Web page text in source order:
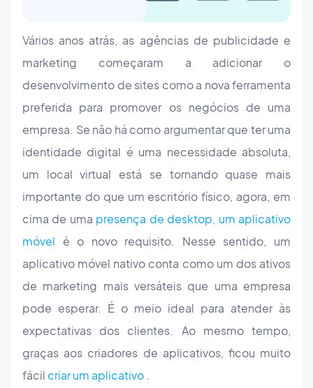
Vários anos atrás, as agências de publicidade e
marketing começaram a adicionar o
desenvolvimento de sites como a nova ferramenta
preferida para promover os negócios de uma
empresa. Se não há como argumentar que ter uma
identidade digital é uma necessidade absoluta,
um local virtual está se tornando quase mais
importante do que um escritório físico, agora, em
cima de uma presença de desktop, um aplicativo
móvel é o novo requisito. Nesse sentido, um
aplicativo móvel nativo conta como um dos ativos
de marketing mais versáteis que uma empresa
pode esperar. É o meio ideal para atender às
expectativas dos clientes. Ao mesmo tempo,
graças aos criadores de aplicativos, ficou muito
fácil criar um aplicativo .